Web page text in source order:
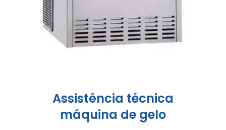
Assistência técnica
máquina de gelo